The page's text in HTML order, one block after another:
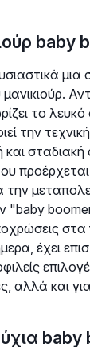
baby
το
την
και
στα
έχει
αλλά και
baby